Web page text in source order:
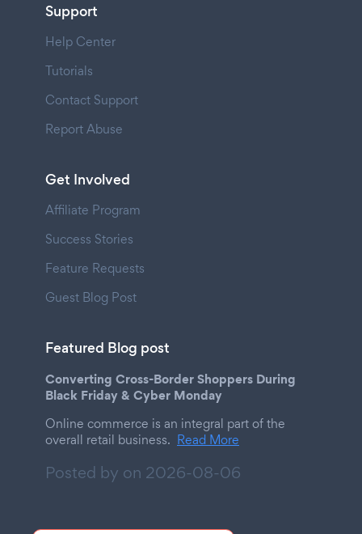
Support
Help Center
Tutorials
Contact Support
Report Abuse
Get Involved
Affiliate Program
Success Stories
Feature Requests
Guest Blog Post
Featured Blog post
Converting Cross-Border Shoppers During
Black Friday & Cyber Monday
Online commerce is an integral part of the
overall retail business. Read More
Posted by on 2026-08-06